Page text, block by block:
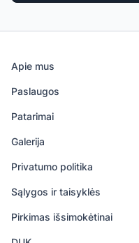
Apie mus
Paslaugos
Patarimai
Galerija
Privatumo politika
Sąlygos ir taisyklės
Pirkimas išsimokėtinai